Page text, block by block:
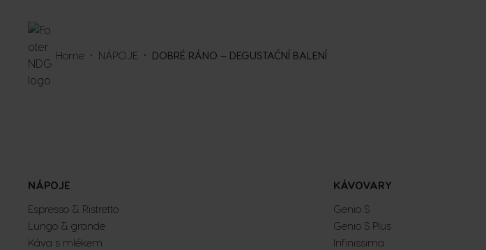
Home NÁPOJE DOBRÉ RÁNO – DEGUSTAČNÍ BALENÍ
NÁPOJE
Espresso & Ristretto
Lungo & grande
Káva s mlékem
KÁVOVARY
Genio S
Genio S Plus
Infinissima